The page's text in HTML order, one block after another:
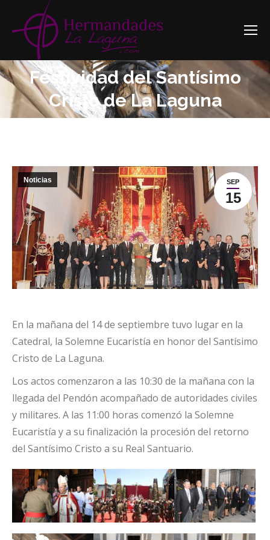
Festividad del Santísimo
Cristo de La Laguna
Estás aquí:
SEP
15
Noticias
En la mañana del 14 de septiembre tuvo lugar en la
Catedral, la Solemne Eucaristía en honor del Santísimo
Cristo de La Laguna.
Los actos comenzaron a las 10:30 de la mañana con la
llegada del Pendón acompañado de autoridades civiles
y militares. A las 11:00 horas comenzó la Solemne
Eucaristía y a su finalización la procesión del retorno
del Santísimo Cristo a su Real Santuario.